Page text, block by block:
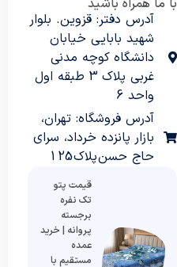
آدرس دفتر: قزوین. بلوار
شهید بابایی خیابان
دانشگاه کوچه مدنی
غربی پلاک 3 طبقه اول
واحد 6
آدرس فروشگاه: تهران،
بازار پانزده خرداد، سرای
حاج حسن پلاک 125
قیمت پتو
تک نفره
برجسته
پروانه | خرید
عمده
مستقیم با